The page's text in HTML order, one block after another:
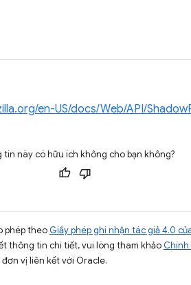
en-US/docs/Web/API/
tin này có hữu ích không cho bạn không?
phép theo Giấy phép ghi nhận tác giả 4.0
thông tin chi tiết, vui lòng tham khảo
vị liên kết với Oracle.